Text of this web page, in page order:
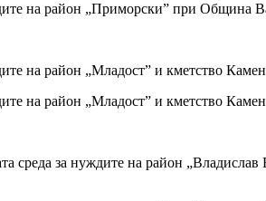
на район „Приморски” при Община
на район „Младост” и кметство
на район „Младост” и кметство
среда за нуждите на район